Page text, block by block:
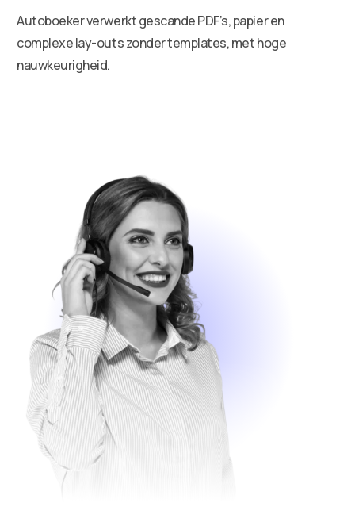
Autoboeker verwerkt gescande PDF’s, papier en
complexe lay-outs zonder templates, met hoge
nauwkeurigheid.